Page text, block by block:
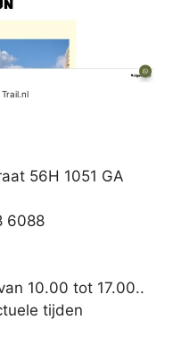
56H 1051 GA
6088
10.00 tot 17.00..
tijden